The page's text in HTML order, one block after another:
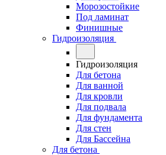
Морозостойкие
Под ламинат
Финишные
Гидроизоляция
Гидроизоляция
Для бетона
Для ванной
Для кровли
Для подвала
Для фундамента
Для стен
Для Бассейна
Для бетона